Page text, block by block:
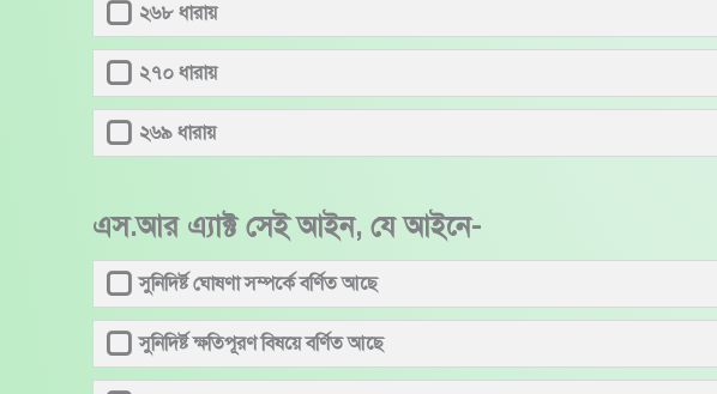
২৬৮ ধারায়
২৭০ ধারায়
২৬৯ ধারায়
এস.আর এ্যাক্ট সেই আইন, যে আইনে-
সুনিদির্ষ্ট ঘোষণা সম্পর্কে বর্ণিত আছে
সুনিদির্ষ্ট ক্ষতিপূরণ বিষয়ে বর্ণিত আছে